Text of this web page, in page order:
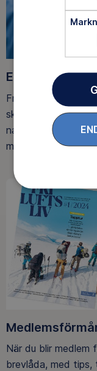
Ett friluftsliv
Friluftsfrämjandet
ska upptäcka den
naturen ger. Som
med att skydda
När du blir medlem
brevlåda, med tips,